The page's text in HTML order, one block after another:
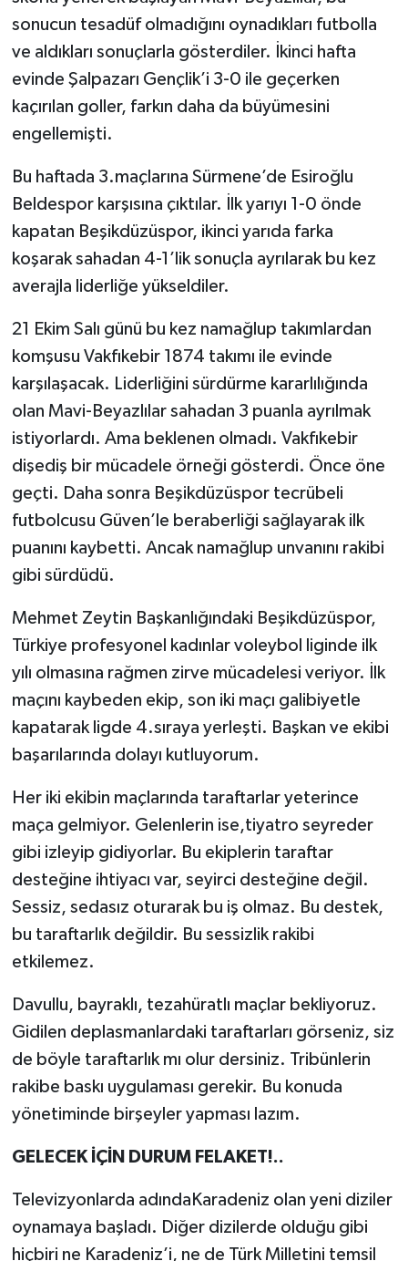
sonucun tesadüf olmadığını oynadıkları futbolla
ve aldıkları sonuçlarla gösterdiler. İkinci hafta
evinde Şalpazarı Gençlik’i 3-0 ile geçerken
kaçırılan goller, farkın daha da büyümesini
engellemişti.
Bu haftada 3.maçlarına Sürmene’de Esiroğlu
Beldespor karşısına çıktılar. İlk yarıyı 1-0 önde
kapatan Beşikdüzüspor, ikinci yarıda farka
koşarak sahadan 4-1’lik sonuçla ayrılarak bu kez
averajla liderliğe yükseldiler.
21 Ekim Salı günü bu kez namağlup takımlardan
komşusu Vakfıkebir 1874 takımı ile evinde
karşılaşacak. Liderliğini sürdürme kararlılığında
olan Mavi-Beyazlılar sahadan 3 puanla ayrılmak
istiyorlardı. Ama beklenen olmadı. Vakfıkebir
dişediş bir mücadele örneği gösterdi. Önce öne
geçti. Daha sonra Beşikdüzüspor tecrübeli
futbolcusu Güven’le beraberliği sağlayarak ilk
puanını kaybetti. Ancak namağlup unvanını rakibi
gibi sürdüdü.
Mehmet Zeytin Başkanlığındaki Beşikdüzüspor,
Türkiye profesyonel kadınlar voleybol liginde ilk
yılı olmasına rağmen zirve mücadelesi veriyor. İlk
maçını kaybeden ekip, son iki maçı galibiyetle
kapatarak ligde 4.sıraya yerleşti. Başkan ve ekibi
başarılarında dolayı kutluyorum.
Her iki ekibin maçlarında taraftarlar yeterince
maça gelmiyor. Gelenlerin ise,tiyatro seyreder
gibi izleyip gidiyorlar. Bu ekiplerin taraftar
desteğine ihtiyacı var, seyirci desteğine değil.
Sessiz, sedasız oturarak bu iş olmaz. Bu destek,
bu taraftarlık değildir. Bu sessizlik rakibi
etkilemez.
Davullu, bayraklı, tezahüratlı maçlar bekliyoruz.
Gidilen deplasmanlardaki taraftarları görseniz, siz
de böyle taraftarlık mı olur dersiniz. Tribünlerin
rakibe baskı uygulaması gerekir. Bu konuda
yönetiminde birşeyler yapması lazım.
GELECEK İÇİN DURUM FELAKET!..
Televizyonlarda adındaKaradeniz olan yeni diziler
oynamaya başladı. Diğer dizilerde olduğu gibi
hiçbiri ne Karadeniz’i, ne de Türk Milletini temsil